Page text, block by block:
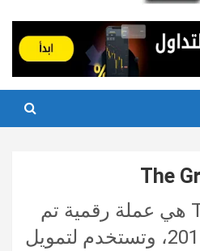
The Graph (GRT) هي عملة رقمية تم
إنشاؤها في عام 2017، وتستخدم لتمويل